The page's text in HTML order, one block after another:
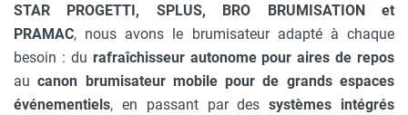
STAR PROGETTI, SPLUS, BRO BRUMISATION et
PRAMAC, nous avons le brumisateur adapté à chaque
besoin : du rafraîchisseur autonome pour aires de repos
aucanon brumisateur mobile pour de grands espaces
événementiels, en passant par dessystèmes intégrés